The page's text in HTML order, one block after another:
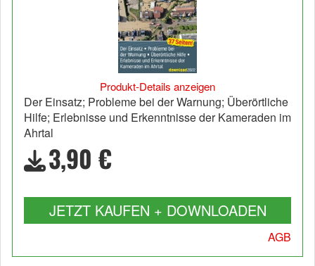
Produkt-Details anzeigen
Der Einsatz; Probleme bei der Warnung; Überörtliche
Hilfe; Erlebnisse und Erkenntnisse der Kameraden im
Ahrtal
3,90 €
JETZT KAUFEN + DOWNLOADEN
AGB